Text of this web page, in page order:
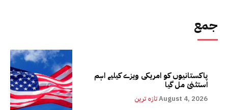
جمع
پاکستانیوں کو امریکی ویزے کیلیے اہم
استثنیٰ مل گیا
تازہ ترینAugust 4, 2026